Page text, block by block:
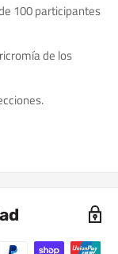
100 participantes
de los